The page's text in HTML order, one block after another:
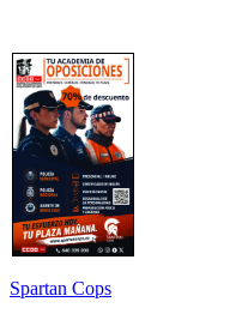
Spartan Cops